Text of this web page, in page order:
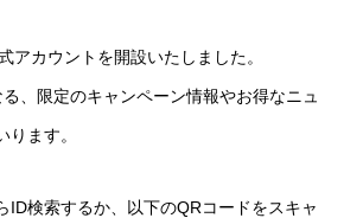
アカウントを開設いたしました。
、限定のキャンペーン情報やお得なニュ
ります。
ID検索するか、以下のQRコードをスキャ